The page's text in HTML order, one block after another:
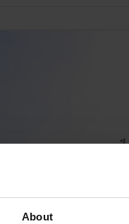
About